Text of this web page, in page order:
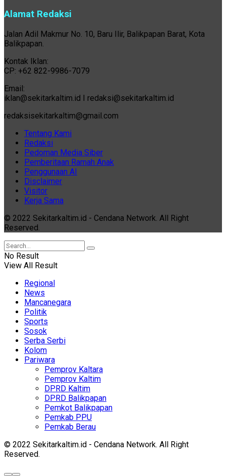
Alamat Redaksi
Jalan Adil Makmur No. 10, Baru Ilir, Balikpapan Barat, Kota
Balikpapan.
Kontak Iklan:
CP: +62 822-9986-7079
Email:
iklan@sekitarkaltim.id I redaksi@sekitarkaltim.id
redaksisekitarkaltim@gmail.com
Tentang Kami
Redaksi
Pedoman Media Siber
Pemberitaan Ramah Anak
Penggunaan AI
Disclaimer
Visitor
Kerja Sama
© 2022 Sekitarkaltim.id - Cendana Network. All Right
Reserved.
No Result
View All Result
Regional
News
Mancanegara
Politik
Sports
Sosok
Serba Serbi
Kolom
Pariwara
Pemprov Kaltara
Pemprov Kaltim
DPRD Kaltim
DPRD Balikpapan
Pemkot Balikpapan
Pemkab PPU
Pemkab Berau
© 2022 Sekitarkaltim.id - Cendana Network. All Right
Reserved.